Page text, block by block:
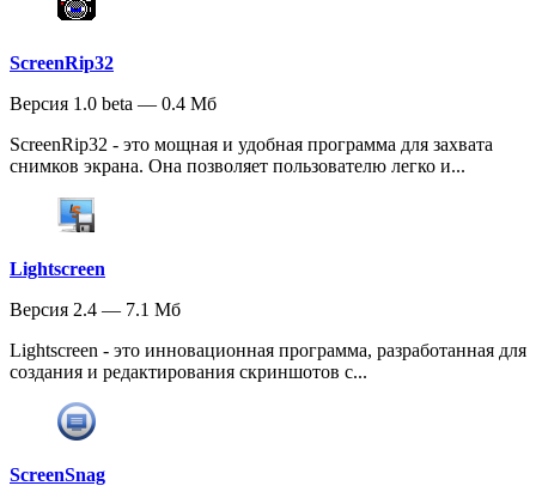
ScreenRip32
Версия 1.0 beta — 0.4 Мб
ScreenRip32 - это мощная и удобная программа для захвата
снимков экрана. Она позволяет пользователю легко и...
Lightscreen
Версия 2.4 — 7.1 Мб
Lightscreen - это инновационная программа, разработанная для
создания и редактирования скриншотов с...
ScreenSnag